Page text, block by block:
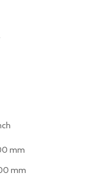
mm
mm